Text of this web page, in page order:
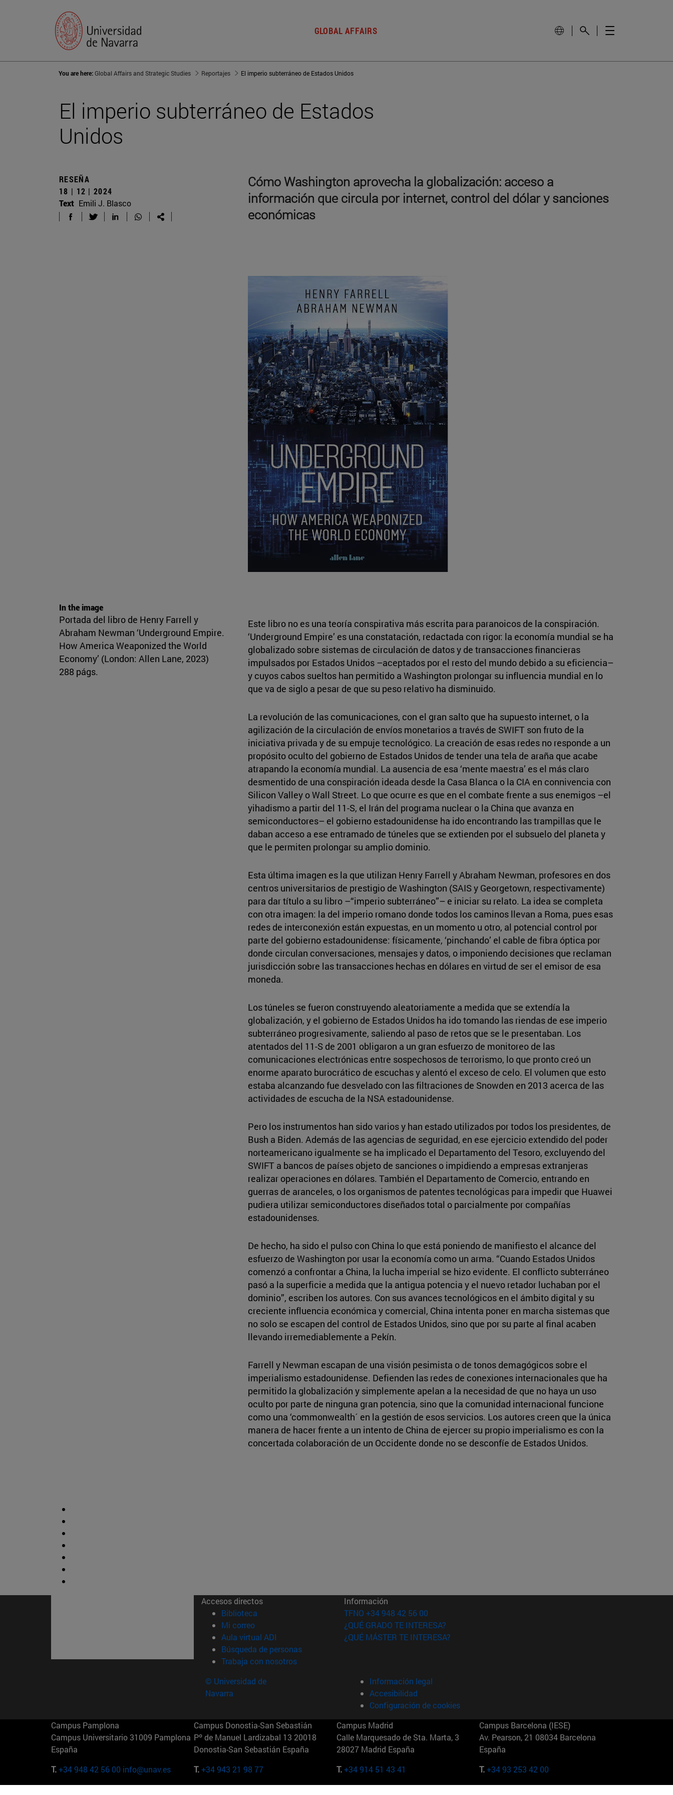
GLOBAL AFFAIRS
You are here:Global Affairs and Strategic Studies Reportajes El imperio subterráneo de Estados Unidos
El imperio subterráneo de Estados
Unidos
RESEÑA
18 | 12 | 2024
Text Emili J. Blasco
Cómo Washington aprovecha la globalización: acceso a
información que circula por internet, control del dólar y sanciones
económicas
In the image
Portada del libro de Henry Farrell y
Abraham Newman ‘Underground Empire.
How America Weaponized the World
Economy’ (London: Allen Lane, 2023)
288 págs.
Este libro no es una teoría conspirativa más escrita para paranoicos de la conspiración.
‘Underground Empire’ es una constatación, redactada con rigor: la economía mundial se ha
globalizado sobre sistemas de circulación de datos y de transacciones financieras
impulsados por Estados Unidos –aceptados por el resto del mundo debido a su eficiencia–
y cuyos cabos sueltos han permitido a Washington prolongar su influencia mundial en lo
que va de siglo a pesar de que su peso relativo ha disminuido.
La revolución de las comunicaciones, con el gran salto que ha supuesto internet, o la
agilización de la circulación de envíos monetarios a través de SWIFT son fruto de la
iniciativa privada y de su empuje tecnológico. La creación de esas redes no responde a un
propósito oculto del gobierno de Estados Unidos de tender una tela de araña que acabe
atrapando la economía mundial. La ausencia de esa ‘mente maestra’ es el más claro
desmentido de una conspiración ideada desde la Casa Blanca o la CIA en connivencia con
Silicon Valley o Wall Street. Lo que ocurre es que en el combate frente a sus enemigos –el
yihadismo a partir del 11-S, el Irán del programa nuclear o la China que avanza en
semiconductores– el gobierno estadounidense ha ido encontrando las trampillas que le
daban acceso a ese entramado de túneles que se extienden por el subsuelo del planeta y
que le permiten prolongar su amplio dominio.
Esta última imagen es la que utilizan Henry Farrell y Abraham Newman, profesores en dos
centros universitarios de prestigio de Washington (SAIS y Georgetown, respectivamente)
para dar título a su libro ­–“imperio subterráneo”– e iniciar su relato. La idea se completa
con otra imagen: la del imperio romano donde todos los caminos llevan a Roma, pues esas
redes de interconexión están expuestas, en un momento u otro, al potencial control por
parte del gobierno estadounidense: físicamente, ‘pinchando’ el cable de fibra óptica por
donde circulan conversaciones, mensajes y datos, o imponiendo decisiones que reclaman
jurisdicción sobre las transacciones hechas en dólares en virtud de ser el emisor de esa
moneda.
Los túneles se fueron construyendo aleatoriamente a medida que se extendía la
globalización, y el gobierno de Estados Unidos ha ido tomando las riendas de ese imperio
subterráneo progresivamente, saliendo al paso de retos que se le presentaban. Los
atentados del 11-S de 2001 obligaron a un gran esfuerzo de monitoreo de las
comunicaciones electrónicas entre sospechosos de terrorismo, lo que pronto creó un
enorme aparato burocrático de escuchas y alentó el exceso de celo. El volumen que esto
estaba alcanzando fue desvelado con las filtraciones de Snowden en 2013 acerca de las
actividades de escucha de la NSA estadounidense.
Pero los instrumentos han sido varios y han estado utilizados por todos los presidentes, de
Bush a Biden. Además de las agencias de seguridad, en ese ejercicio extendido del poder
norteamericano igualmente se ha implicado el Departamento del Tesoro, excluyendo del
SWIFT a bancos de países objeto de sanciones o impidiendo a empresas extranjeras
realizar operaciones en dólares. También el Departamento de Comercio, entrando en
guerras de aranceles, o los organismos de patentes tecnológicas para impedir que Huawei
pudiera utilizar semiconductores diseñados total o parcialmente por compañías
estadounidenses.
De hecho, ha sido el pulso con China lo que está poniendo de manifiesto el alcance del
esfuerzo de Washington por usar la economía como un arma. “Cuando Estados Unidos
comenzó a confrontar a China, la lucha imperial se hizo evidente. El conflicto subterráneo
pasó a la superficie a medida que la antigua potencia y el nuevo retador luchaban por el
dominio”, escriben los autores. Con sus avances tecnológicos en el ámbito digital y su
creciente influencia económica y comercial, China intenta poner en marcha sistemas que
no solo se escapen del control de Estados Unidos, sino que por su parte al final acaben
llevando irremediablemente a Pekín.
Farrell y Newman escapan de una visión pesimista o de tonos demagógicos sobre el
imperialismo estadounidense. Defienden las redes de conexiones internacionales que ha
permitido la globalización y simplemente apelan a la necesidad de que no haya un uso
oculto por parte de ninguna gran potencia, sino que la comunidad internacional funcione
como una ‘commonwealth´ en la gestión de esos servicios. Los autores creen que la única
manera de hacer frente a un intento de China de ejercer su propio imperialismo es con la
concertada colaboración de un Occidente donde no se desconfíe de Estados Unidos.
Accesos directos
Biblioteca (abre en nueva ventana)
Mi correo(abre en nueva ventana)
Aula virtual ADI (abre en nueva ventana)
Búsqueda de personas(abre en nueva ventana)
Trabaja con nosotros(abre en nueva ventana)
Información
TFNO +34 948 42 56 00
¿QUÉ GRADO TE INTERESA?
¿QUÉ MÁSTER TE INTERESA?
© Universidad de
Navarra
Información legal
Accesibilidad
Configuración de cookies
Campus Pamplona
Campus Universitario 31009 Pamplona
España
T.+34 948 42 56 00 info@unav.es
Campus Donostia-San Sebastián
Pº de Manuel Lardizabal 13 20018
Donostia-San Sebastián España
T.+34 943 21 98 77
Campus Madrid
Calle Marquesado de Sta. Marta, 3
28027 Madrid España
T.+34 914 51 43 41
Campus Barcelona (IESE)
Av. Pearson, 21 08034 Barcelona
España
T.+34 93 253 42 00